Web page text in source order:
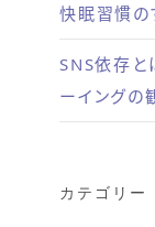
快眠習慣の
SNS依存と
ーイングの
カテゴリー